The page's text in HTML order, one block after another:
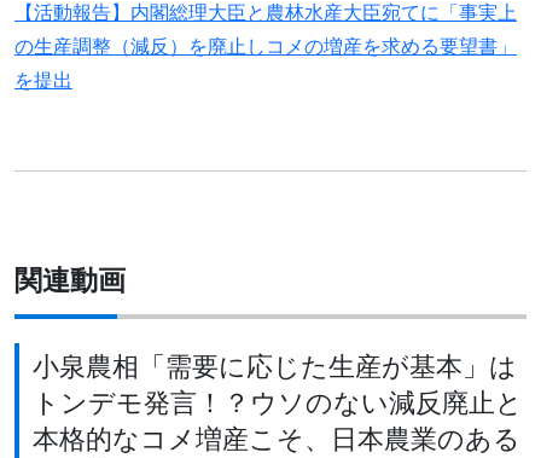
【活動報告】内閣総理大臣と農林水産大臣宛てに「事実上
の生産調整（減反）を廃止しコメの増産を求める要望書」
を提出
関連動画
小泉農相「需要に応じた生産が基本」は
トンデモ発言！？ウソのない減反廃止と
本格的なコメ増産こそ、日本農業のある